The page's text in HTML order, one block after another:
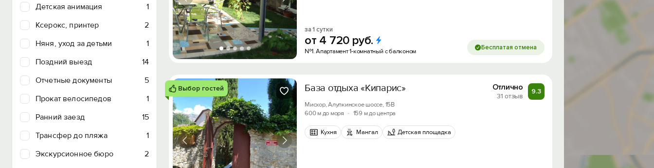
Детская анимация
1
Ксерокс, принтер
2
Няня, уход за детьми
1
Поздний выезд
14
Отчетные документы
5
Прокат велосипедов
1
Ранний заезд
15
Трансфер до пляжа
1
Экскурсионное бюро
2
за 1 сутки
от 4 720 руб.
№1. Апартамент 1-комнатный с балконом Бесплатая отмена
Выбор гостей База отдыха «Кипарис» Отлично
31 отзыв
9.3
Мисхор, Алупкинское шоссе, 15В
600 м до моря
· 159 м до центра
Кухня Мангал Детская площадка